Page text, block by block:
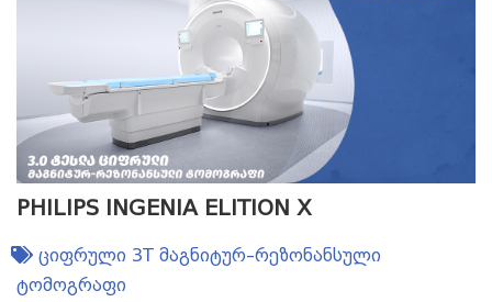
PHILIPS INGENIA ELITION X
ციფრული 3T მაგნიტურ–რეზონანსული
ტომოგრაფი